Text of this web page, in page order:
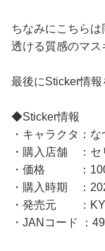
ちなみにこちらは
透ける質感のマス
最後にSticker情報
◆Sticker情報
・キャラクタ：な
・購入店舗 ：セ
・価格 ：100
・購入時期 ：
・発売元 ：
・JANコード ：